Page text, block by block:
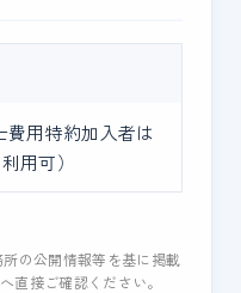
費用特約加入者は
用可）
の公開情報等を基に掲載
直接ご確認ください。